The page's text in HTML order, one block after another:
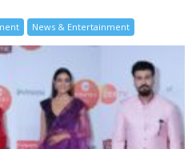
News & Entertainment